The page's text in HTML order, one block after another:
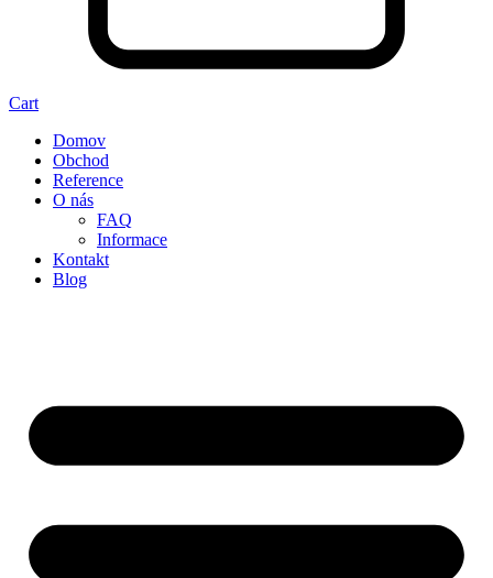
Cart
Domov
Obchod
Reference
O nás
FAQ
Informace
Kontakt
Blog